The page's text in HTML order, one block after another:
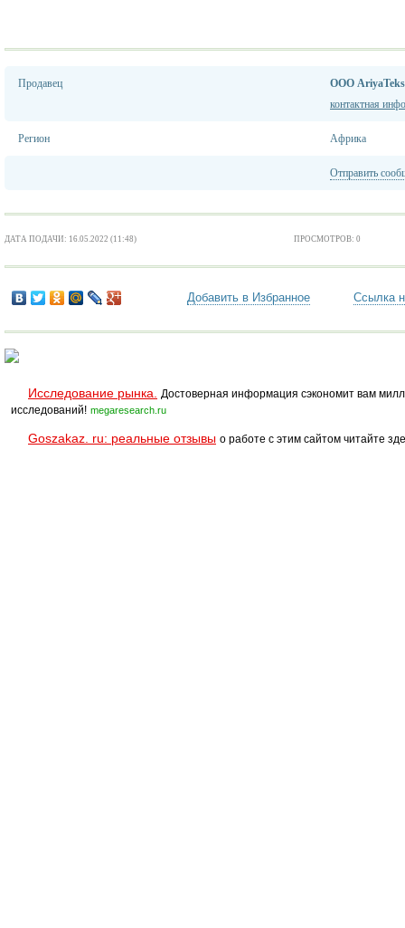
Продавец
ООО AriyaTeks
контактная
Регион Африка
Отправить
ДАТА ПОДАЧИ: 16.05.2022 (11:48) ПРОСМОТРОВ: 0
Добавить в Избранное Ссылка
Исследование рынка.
Достоверная информация сэкономит вам
исследований! megaresearch.ru
Goszakaz. ru: реальные отзывы о работе с этим сайтом читайте